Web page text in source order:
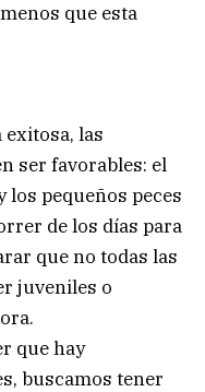
que esta
exitosa, las
ser favorables: el
los pequeños peces
de los días para
que no todas las
juveniles o
que hay
buscamos tener